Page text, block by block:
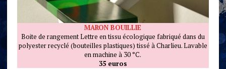
MARON BOUILLIE
Boite de rangement Lettre en tissu écologique fabriqué dans du
polyester recyclé (bouteilles plastiques) tissé à Charlieu. Lavable
en machine à 30 °C.
35 euros